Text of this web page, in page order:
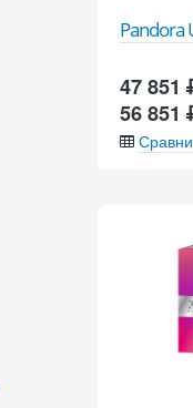
Pandora
47 851
56 851